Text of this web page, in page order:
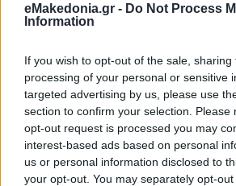
eMakedonia.gr - Do Not Process
Information
If you wish to opt-out of the sale,
processing of your personal or sensitive
targeted advertising by us, please use
section to confirm your selection. Please
opt-out request is processed you may
interest-based ads based on personal
us or personal information disclosed to
your opt-out. You may separately opt-